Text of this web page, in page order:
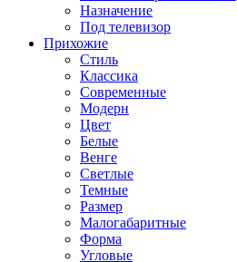
Назначение
Под телевизор
Прихожие
Стиль
Классика
Современные
Модерн
Цвет
Белые
Венге
Светлые
Темные
Размер
Малогабаритные
Форма
Угловые